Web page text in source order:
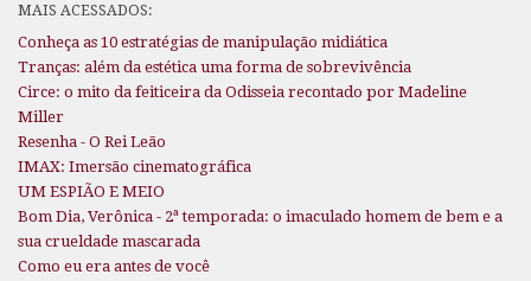
MAIS ACESSADOS:
Conheça as 10 estratégias de manipulação midiática
Tranças: além da estética uma forma de sobrevivência
Circe: o mito da feiticeira da Odisseia recontado por Madeline
Miller
Resenha - O Rei Leão
IMAX: Imersão cinematográfica
UM ESPIÃO E MEIO
Bom Dia, Verônica - 2ª temporada: o imaculado homem de bem e a
sua crueldade mascarada
Como eu era antes de você